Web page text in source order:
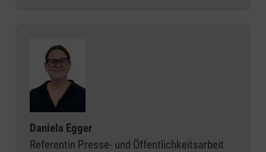
Daniela Egger
Referentin Presse- und Öffentlichkeitsarbeit